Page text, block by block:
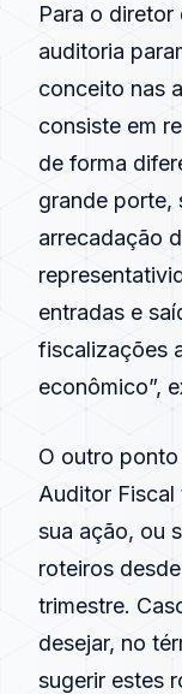
Para o diretor
auditoria
conceito nas
consiste em
de forma
grande porte,
arrecadação
entradas e
fiscalizações
econômico”,
O outro
Auditor Fiscal
sua ação, ou
roteiros
trimestre.
desejar, no
sugerir estes